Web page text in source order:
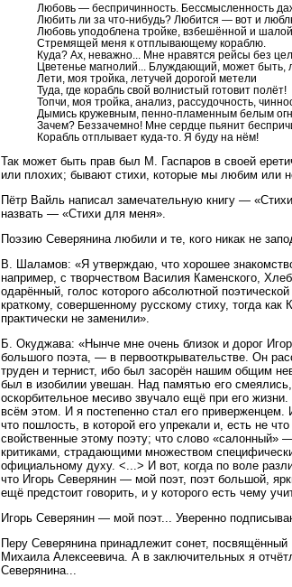
Любовь — беспричинность. Бессмысленность
Любить ли за что-нибудь? Любится — вот и
Любовь уподоблена тройке, взбешённой и шалой,
Стремящей меня к отплывающему кораблю.
Куда? Ах, неважно... Мне нравятся рейсы без
Цветенье магнолий... Блуждающий, может быть,
Лети, моя тройка, летучей дорогой метели
Туда, где корабль свой волнистый готовит полёт!
Топчи, моя тройка, анализ, рассудочность,
Дымись кружевным, пенно-пламенным белым
Зачем? Беззачемно! Мне сердце пьянит
Корабль отплывает куда-то. Я буду на нём!
Так может быть прав был М. Гаспаров в своей
или плохих; бывают стихи, которые мы любим или
Пётр Вайль написал замечательную книгу —
назвать — «Стихи для меня».
Поэзию Северянина любили и те, кого никак не
В. Шаламов: «Я утверждаю, что хорошее
например, с творчеством Василия Каменского,
одарённый, голос которого абсолютной
краткому, совершенному русскому стиху, тогда
практически не заменили».
Б. Окуджава: «Нынче мне очень близок и дорог
большого поэта, — в первооткрывательстве. Он
труден и тернист, ибо был засорён нашим общим
был в изобилии увешан. Над памятью его
оскорбительное месиво звучало ещё при его
всём этом. И я постепенно стал его
что пошлость, в которой его упрекали и, есть не
свойственные этому поэту; что слово
критиками, страдающими множеством
официальному духу. <...> И вот, когда по воле
что Игорь Северянин — мой поэт, поэт большой,
ещё предстоит говорить, и у которого есть чему
Игорь Северянин — мой поэт... Уверенно
Перу Северянина принадлежит сонет,
Михаила Алексеевича. А в заключительных я
Северянина...